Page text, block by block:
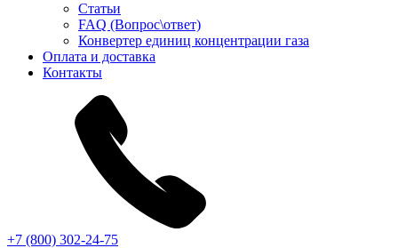
Статьи
FAQ (Вопрос\ответ)
Конвертер единиц концентрации газа
Оплата и доставка
Контакты
+7 (800) 302-24-75